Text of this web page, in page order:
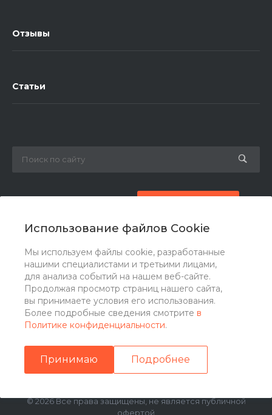
Использование файлов Cookie
Мы используем файлы cookie, разработанные
нашими специалистами и третьими лицами,
для анализа событий на нашем веб-сайте.
Продолжая просмотр страниц нашего сайта,
вы принимаете условия его использования.
Более подробные сведения смотрите в
Политике конфиденциальности.
Принимаю Подробнее
Отзывы
Статьи
zakaz@ogk-opora.ru
г. Москва, г. Москва, ул. 7-я Парковая, 24
© 2026 Все права защищены, не является публичной
офертой